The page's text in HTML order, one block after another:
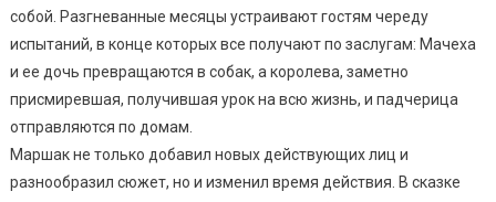
собой. Разгневанные месяцы устраивают гостям череду
испытаний, в конце которых все получают по заслугам: Мачеха
и ее дочь превращаются в собак, а королева, заметно
присмиревшая, получившая урок на всю жизнь, и падчерица
отправляются по домам.
Маршак не только добавил новых действующих лиц и
разнообразил сюжет, но и изменил время действия. В сказке